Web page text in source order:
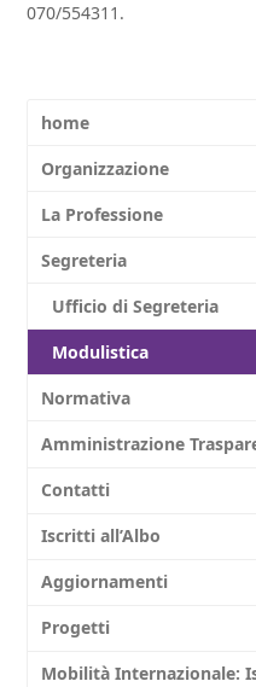
070/554311.
home
Organizzazione
La Professione
Segreteria
Ufficio di Segreteria
Modulistica
Normativa
Amministrazione
Contatti
Iscritti all’Albo
Aggiornamenti
Progetti
Mobilità Internazionale: